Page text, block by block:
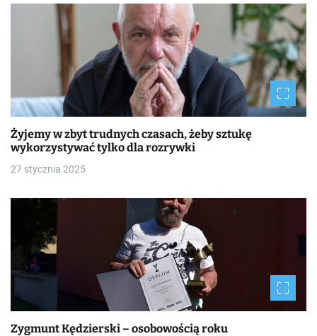
Żyjemy w zbyt trudnych czasach, żeby sztukę
wykorzystywać tylko dla rozrywki
27 stycznia 2025
Zygmunt Kędzierski – osobowością roku